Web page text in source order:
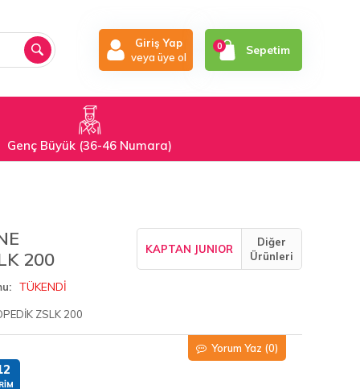
Giriş Yap
veya üye ol
0 Sepetim
Genç Büyük (36-46 Numara)
200
KAPTAN JUNIOR
Diğer
Ürünleri
TÜKENDİ
ZSLK 200
Yorum Yaz (0)